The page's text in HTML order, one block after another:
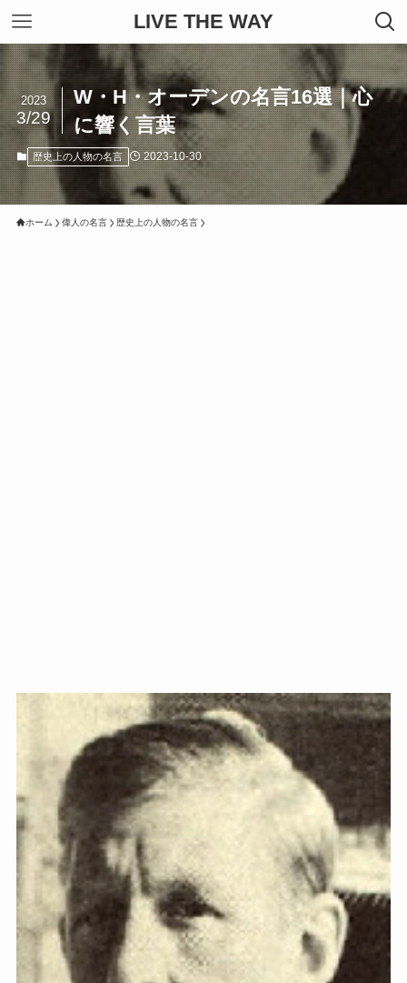
LIVE THE WAY
W・H・オーデンの名言16選｜心
に響く言葉
2023
3/29
歴史上の人物の名言 2023-10-30
ホーム 偉人の名言 歴史上の人物の名言